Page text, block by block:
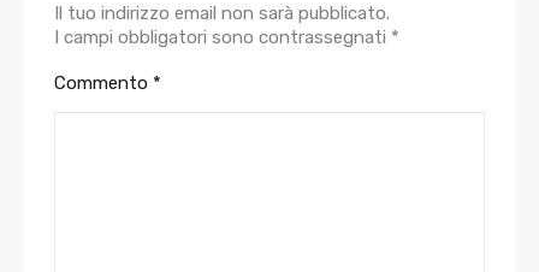
Il tuo indirizzo email non sarà pubblicato.
I campi obbligatori sono contrassegnati *
Commento *